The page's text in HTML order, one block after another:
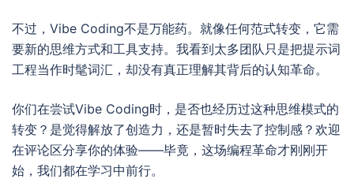
不过，Vibe Coding不是万能药。就像任何范式转变，它需
要新的思维方式和工具支持。我看到太多团队只是把提示词
工程当作时髦词汇，却没有真正理解其背后的认知革命。
你们在尝试Vibe Coding时，是否也经历过这种思维模式的
转变？是觉得解放了创造力，还是暂时失去了控制感？欢迎
在评论区分享你的体验——毕竟，这场编程革命才刚刚开
始，我们都在学习中前行。